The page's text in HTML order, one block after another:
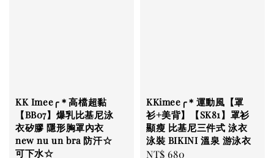
KK Imee╭＊高檔超黏
【BB07】爆乳比基尼泳
衣矽膠 隱形胸罩內衣
new nu un bra 防汗☆
可下水☆
KKimee╭＊運動風【罩
衫+美背】【SK81】罩衫
顯瘦 比基尼三件式 泳衣
泳裝 BIKINI 溫泉 游泳衣
Regular
NT$ 680